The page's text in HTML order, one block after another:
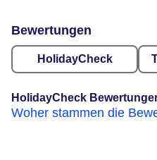
Bewertungen
HolidayCheck
HolidayCheck
Woher stammen die